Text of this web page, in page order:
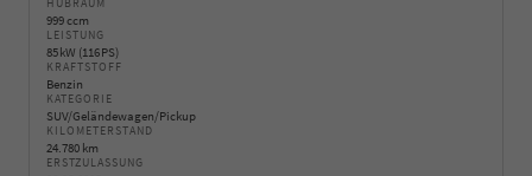
HUBRAUM
999 ccm
LEISTUNG
85 kW (116 PS)
KRAFTSTOFF
Benzin
KATEGORIE
SUV/Geländewagen/Pickup
KILOMETERSTAND
24.780 km
ERSTZULASSUNG